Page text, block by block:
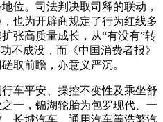
位。司法判决取司释的联动，
也为开辟商规定了行为红线多
张高质量成长，从“有没有”转
不成没，而《中国消费者报》
取前瞻，亦意义严沉。
平安、操控不变性及乘坐舒
一，锦湖轮胎为包罗现代、一
长城汽车、通用汽车等浩繁汽